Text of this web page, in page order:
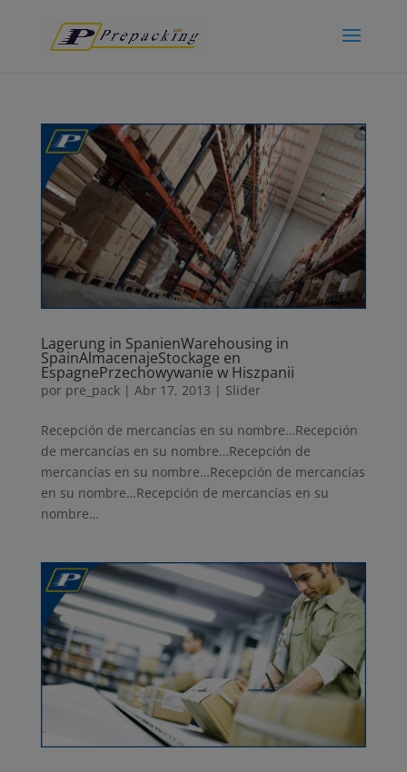
Lagerung in SpanienWarehousing in
SpainAlmacenajeStockage en
EspagnePrzechowywanie w Hiszpanii
por pre_pack| Abr 17, 2013 | Slider
Recepción de mercancías en su nombre…Recepción
de mercancías en su nombre…Recepción de
mercancías en su nombre…Recepción de mercancías
en su nombre…Recepción de mercancías en su
nombre…